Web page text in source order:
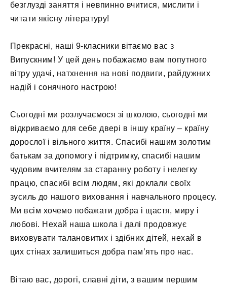
безглузді заняття і невпинно вчитися, мислити і
читати якісну літературу!
Прекрасні, наші 9-класники вітаємо вас з
Випускним! У цей день побажаємо вам попутного
вітру удачі, натхнення на нові подвиги, райдужних
надій і сонячного настрою!
Сьогодні ми розлучаємося зі школою, сьогодні ми
відкриваємо для себе двері в іншу країну – країну
дорослої і вільного життя. Спасибі нашим золотим
батькам за допомогу і підтримку, спасибі нашим
чудовим вчителям за старанну роботу і нелегку
працю, спасибі всім людям, які доклали своїх
зусиль до нашого виховання і навчального процесу.
Ми всім хочемо побажати добра і щастя, миру і
любові. Нехай наша школа і далі продовжує
виховувати талановитих і здібних дітей, нехай в
цих стінах залишиться добра пам’ять про нас.
Вітаю вас, дорогі, славні діти, з вашим першим